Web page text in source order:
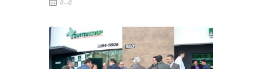
0--0